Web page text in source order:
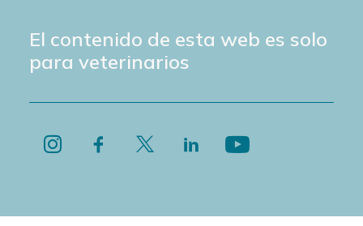
El contenido de esta web es solo
para veterinarios